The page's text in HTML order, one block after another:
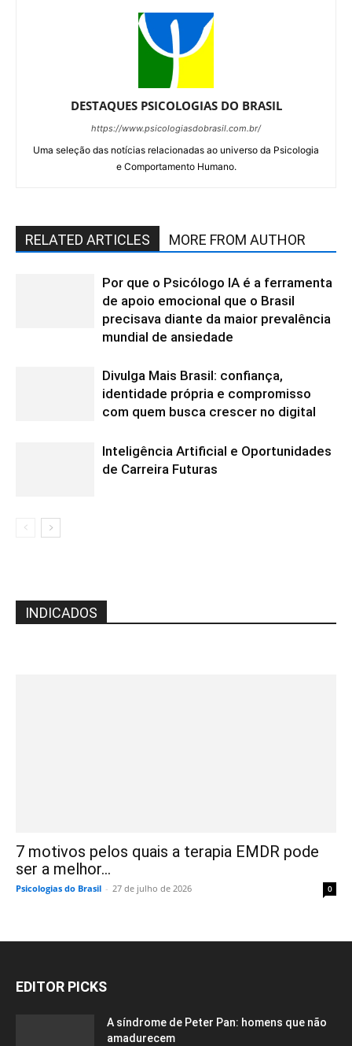
DESTAQUES PSICOLOGIAS DO BRASIL
https://www.psicologiasdobrasil.com.br/
Uma seleção das notícias relacionadas ao universo da Psicologia
e Comportamento Humano.
RELATED ARTICLES MORE FROM AUTHOR
Por que o Psicólogo IA é a ferramenta
de apoio emocional que o Brasil
precisava diante da maior prevalência
mundial de ansiedade
Divulga Mais Brasil: confiança,
identidade própria e compromisso
com quem busca crescer no digital
Inteligência Artificial e Oportunidades
de Carreira Futuras
INDICADOS
7 motivos pelos quais a terapia EMDR pode
ser a melhor...
Psicologias do Brasil - 27 de julho de 2026 0
EDITOR PICKS
A síndrome de Peter Pan: homens que não
amadurecem